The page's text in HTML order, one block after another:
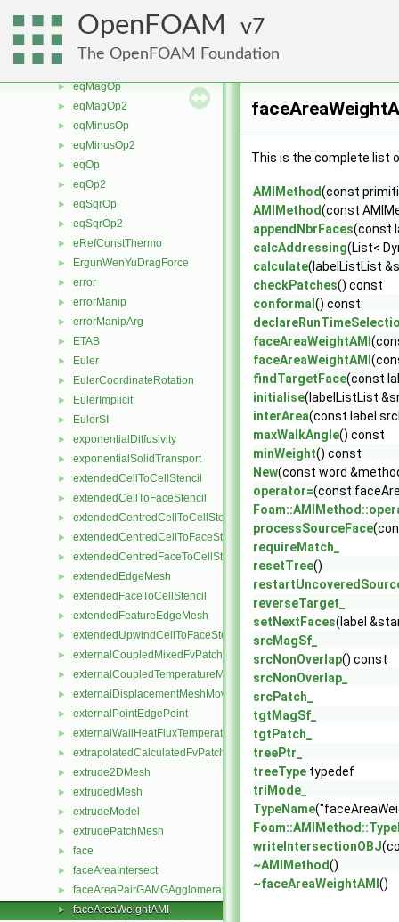
OpenFOAM 7
The OpenFOAM Foundation
► eqEqOp
► eqEqOp2
►
► eqMagOp
► eqMagOp2
► eqMinusOp
► eqMinusOp2
► eqOp
► eqOp2
► eqSqrOp
► eqSqrOp2
► eRefConstThermo
► ErgunWenYuDragForce
► error
► errorManip
► errorManipArg
► ETAB
► Euler
► EulerCoordinateRotation
► EulerImplicit
► EulerSI
► exponentialDiffusivity
► exponentialSolidTransport
► extendedCellToCellStencil
► extendedCellToFaceStencil
► extendedCentredCellToCellStencil
► extendedCentredCellToFaceStencil
► extendedCentredFaceToCellStencil
► extendedEdgeMesh
► extendedFaceToCellStencil
► extendedFeatureEdgeMesh
► extendedUpwindCellToFaceStencil
► externalCoupledMixedFvPatchField
► externalCoupledTemperatureMixedFvPatchScalarField
► externalDisplacementMeshMover
► externalPointEdgePoint
► externalWallHeatFluxTemperatureFvPatchScalarField
► extrapolatedCalculatedFvPatchField
► extrude2DMesh
► extrudedMesh
► extrudeModel
► extrudePatchMesh
► face
► faceAreaIntersect
► faceAreaPairGAMGAgglomeration
► faceAreaWeightAMI
This is the complete list
AMIMethod(const
AMIMethod(const
appendNbrFaces(const
calcAddressing(List<
calculate(labelListList
checkPatches() const
conformal () const
faceAreaWeightAMI
faceAreaWeightAMI
findTargetFace(const
initialise(labelListList
interArea(const label
maxWalkAngle() const
minWeight() const
New(const word
operator=(const
processSourceFace
requireMatch_
resetTree()
reverseTarget_
setNextFaces(label
srcMagSf_
srcNonOverlap() const
srcNonOverlap_
srcPatch_
tgtMagSf_
tgtPatch_
treePtr_
treeType typedef
triMode_
TypeName
writeIntersectionOBJ
~AMIMethod()
~faceAreaWeightAMI ()